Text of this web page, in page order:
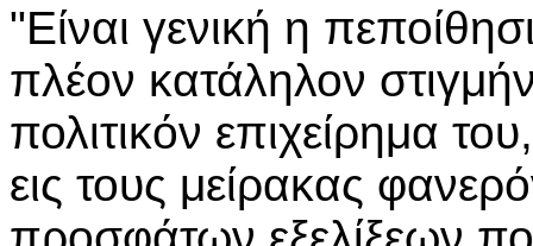
"Είναι γενική η
πλέον κατάληλον
πολιτικόν επιχείρημα
εις τους μείρακας